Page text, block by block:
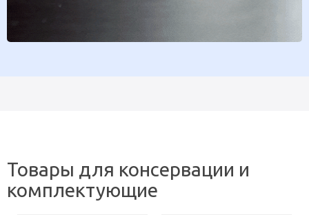
Товары для консервации и
комплектующие